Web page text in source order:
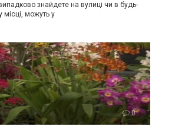
випадково знайдете на вулиці чи в будь-
місці, можуть у
0